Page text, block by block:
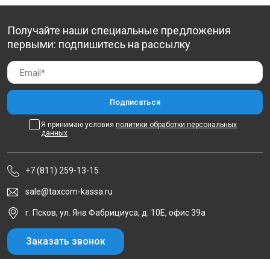
Получайте наши специальные предложения
первыми: подпишитесь на рассылку
Я принимаю условия политики обработки персональных
данных
+7 (811) 259-13-15
sale@taxcom-kassa.ru
г. Псков, ул. Яна Фабрициуса, д. 10Е, офис 39а
Заказать звонок